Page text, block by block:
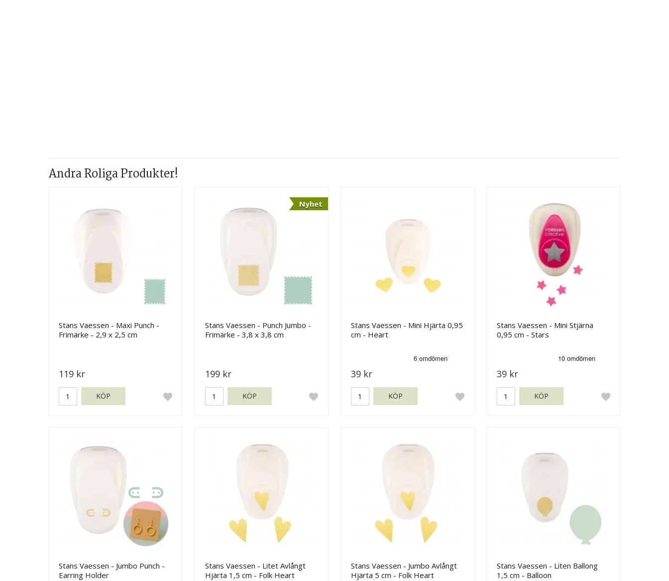
Andra Roliga Produkter!
Stans Vaessen - Maxi Punch -
Frimärke - 2,9 x 2,5 cm
119 kr
KÖP
Nyhet
Stans Vaessen - Punch Jumbo -
Frimärke - 3,8 x 3,8 cm
199 kr
KÖP
Stans Vaessen - Mini Hjärta 0,95
cm - Heart
39 kr
KÖP
Stans Vaessen - Mini Stjärna
0,95 cm - Stars
39 kr
KÖP
Stans Vaessen - Jumbo Punch -
Earring Holder
Stans Vaessen - Litet Avlångt
Hjärta 1,5 cm - Folk Heart
Stans Vaessen - Jumbo Avlångt
Hjärta 5 cm - Folk Heart
Stans Vaessen - Liten Ballong
1,5 cm - Balloon